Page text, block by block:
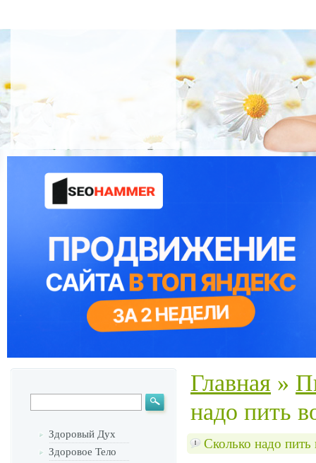
Здоровый Дух
Здоровое Тело
Главная »
надо пить
Сколько надо пить